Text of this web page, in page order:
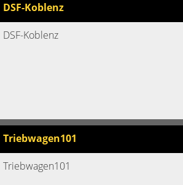
DSF-Koblenz
DSF-Koblenz
Triebwagen101
Triebwagen101